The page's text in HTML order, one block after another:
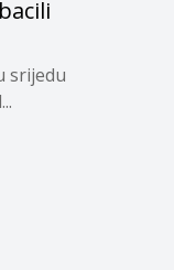
srijedu